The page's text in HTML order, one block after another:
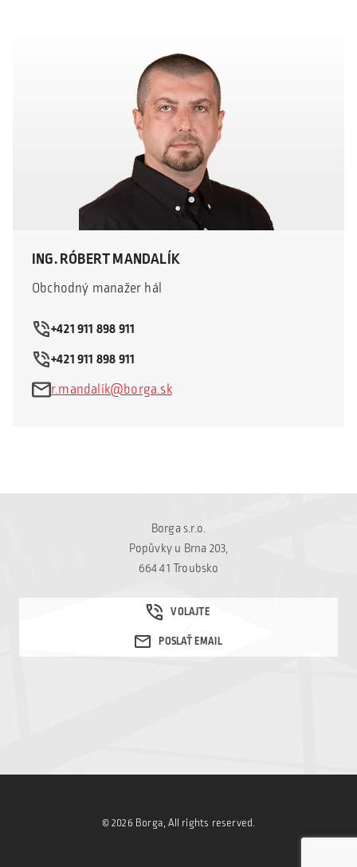
ING. RÓBERT MANDALÍK
Obchodný manažer hál
+421 911 898 911
+421 911 898 911
r.mandalik@borga.sk
Borga s.r.o.
Popůvky u Brna 203,
664 41 Troubsko
© 2026 Borga, All rights reserved.